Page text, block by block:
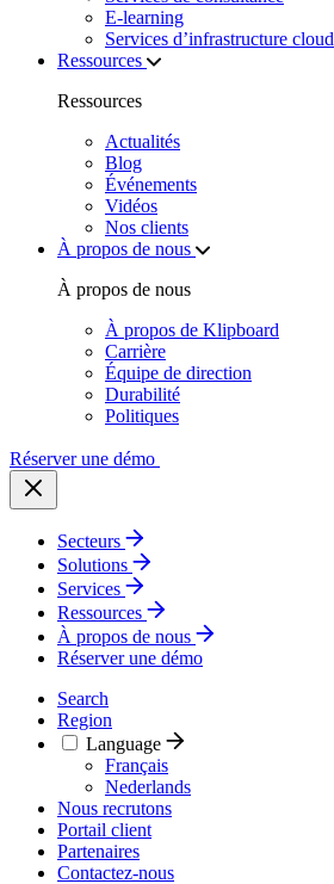
E‑learning
Services d’infrastructure cloud
Ressources
Ressources
Actualités
Blog
Événements
Vidéos
Nos clients
À propos de nous
À propos de nous
À propos de Klipboard
Carrière
Équipe de direction
Durabilité
Politiques
Réserver une démo
Secteurs
Solutions
Services
Ressources
À propos de nous
Réserver une démo
Search
Region
Language
Français
Nederlands
Nous recrutons
Portail client
Partenaires
Contactez‑nous